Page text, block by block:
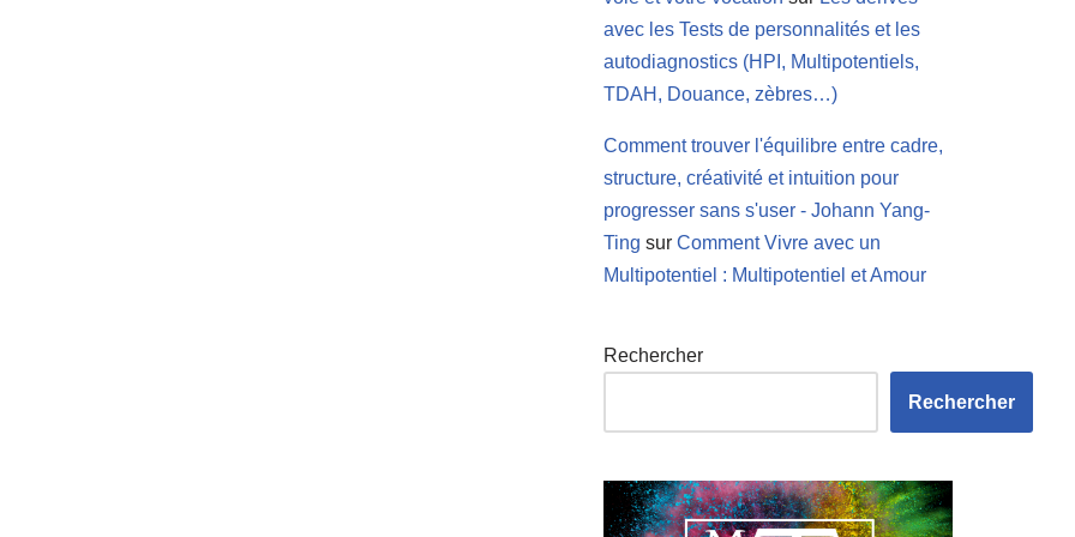
avec les Tests de personnalités et les
autodiagnostics (HPI, Multipotentiels,
TDAH, Douance, zèbres…)
Comment trouver l'équilibre entre cadre,
structure, créativité et intuition pour
progresser sans s'user - Johann Yang-
Ting sur Comment Vivre avec un
Multipotentiel : Multipotentiel et Amour
Rechercher
Rechercher